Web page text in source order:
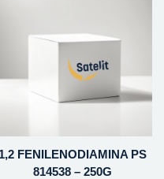
1,2 FENILENODIAMINA PS
814538 – 250G